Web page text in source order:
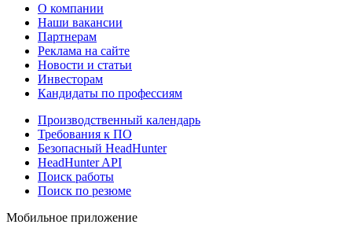
О компании
Наши вакансии
Партнерам
Реклама на сайте
Новости и статьи
Инвесторам
Кандидаты по профессиям
Производственный календарь
Требования к ПО
Безопасный HeadHunter
HeadHunter API
Поиск работы
Поиск по резюме
Мобильное приложение